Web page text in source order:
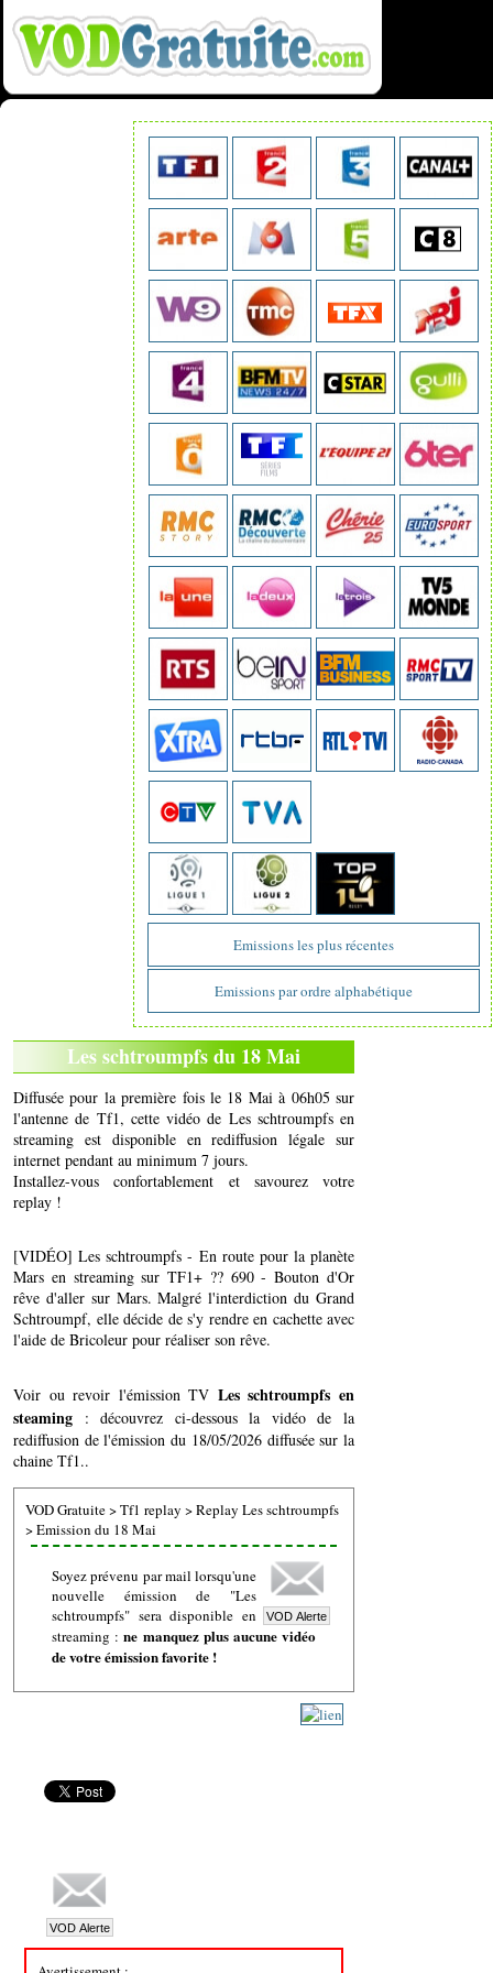
Emissions les plus récentes
Emissions par ordre alphabétique
Les schtroumpfs du 18 Mai
Diffusée pour la première fois le 18 Mai à 06h05 sur
l'antenne de Tf1, cette vidéo de Les schtroumpfs en
streaming est disponible en rediffusion légale sur
internet pendant au minimum 7 jours.
Installez-vous confortablement et savourez votre
replay !
[VIDÉO] Les schtroumpfs - En route pour la planète
Mars en streaming sur TF1+ ?? 690 - Bouton d'Or
rêve d'aller sur Mars. Malgré l'interdiction du Grand
Schtroumpf, elle décide de s'y rendre en cachette avec
l'aide de Bricoleur pour réaliser son rêve.
Voir ou revoir l'émission TV Les schtroumpfs en
steaming : découvrez ci-dessous la vidéo de la
rediffusion de l'émission du 18/05/2026 diffusée sur la
chaine Tf1..
VOD Gratuite>Tf1 replay >Replay Les schtroumpfs
>Emission du 18 Mai
Soyez prévenu par mail lorsqu'une
nouvelle émission de "Les
schtroumpfs" sera disponible en
streaming :ne manquez plus aucune vidéo
de votre émission favorite !